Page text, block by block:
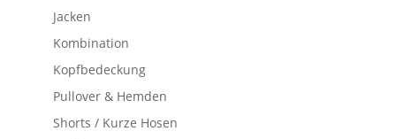
Jacken
Kombination
Kopfbedeckung
Pullover & Hemden
Shorts / Kurze Hosen